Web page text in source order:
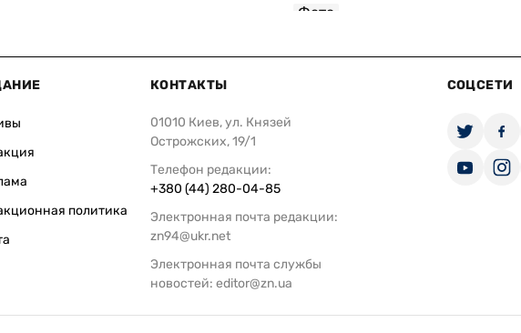
Фото
политика
КОНТАКТЫ
01010 Киев, ул. Князей
Острожских, 19/1
Телефон редакции:
+380 (44) 280-04-85
Электронная почта редакции:
zn94@ukr.net
Электронная почта службы
новостей: editor@zn.ua
СОЦСЕТИ